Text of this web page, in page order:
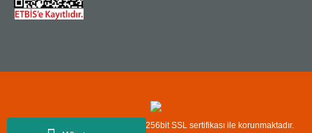
Copyright© Kredi kartı bilgileriniz 256bit SSL sertifikası ile korunmaktadır.